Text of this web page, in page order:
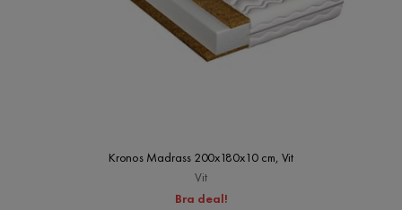
Kronos Madrass 200x180x10 cm, Vit
Vit
Bra deal!